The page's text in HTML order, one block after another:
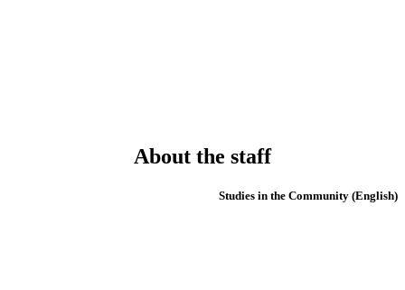
About the staff
(English) Studies in the Community